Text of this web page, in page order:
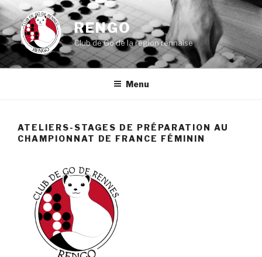
Aller
au
contenu
principal
RENGO
Club de Go de la région rennaise
Menu
ATELIERS-STAGES DE PRÉPARATION AU
CHAMPIONNAT DE FRANCE FÉMININ